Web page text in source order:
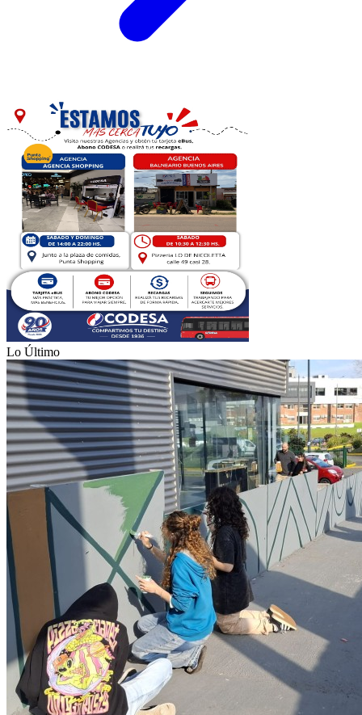
Lo Último